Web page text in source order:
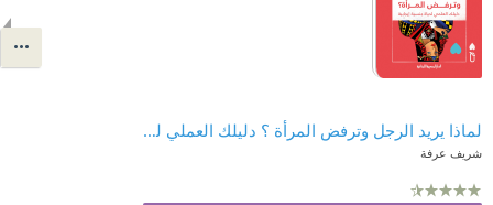
لماذا يريد الرجل وترفض المرأة ؟ دليلك العملي لحياة جنسية إيجابية
شريف عرفة